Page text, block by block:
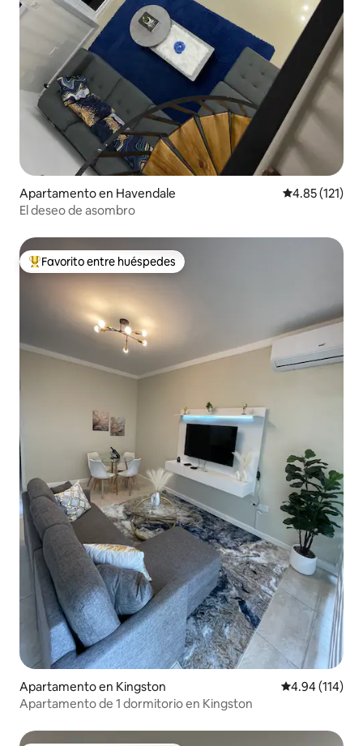
Apartamento en Havendale Calificación
4.85 (121)
El deseo de asombro
Favorito entre huéspedes preferido
Favorito entre huéspedes
Apartamento en Kingston Calificación
4.94 (114)
Apartamento de 1 dormitorio en Kingston